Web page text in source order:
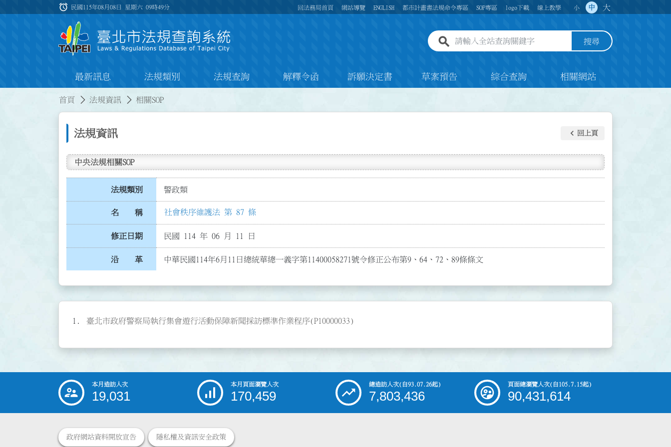
:::
alarm 民國115年08月08日 星期六09時49分 回法務局首頁 網站導覽 ENGLISH 都市計畫書法規命令專區 SOP專區 logo下載 線上教學 小 中 大
全站查詢關鍵字欄位 搜尋
最新訊息 法規類別 法規查詢 解釋令函 訴願決定書 草案預告 綜合查詢 相關網站
首頁 法規資訊 相關SOP
法規資訊 keyboard_arrow_left 回上頁
中央法規相關SOP
法規類別 警政類
名 稱 社會秩序維護法 第 87 條
修正日期 民國 114 年 06 月 11 日
沿 革 中華民國114年6月11日總統華總一義字第11400058271號令修正公布第9、64、72、89條條文
臺北市政府警察局執行集會遊行活動保障新聞採訪標準作業程序(P10000033)
::: 本月造訪人次
19,031
本月頁面瀏覽人次
170,459
總造訪人次(自93.07.26起)
7,803,436
頁面總瀏覽人次(自105.7.15起)
90,431,614
政府網站資料開放宣告 隱私權及資訊安全政策